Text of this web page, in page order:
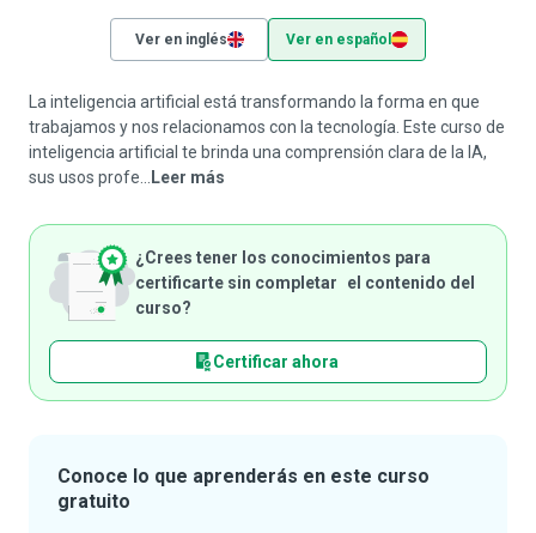
Ver en inglés Ver en español
La inteligencia artificial está transformando la forma en que
trabajamos y nos relacionamos con la tecnología. Este curso de
inteligencia artificial te brinda una comprensión clara de la IA,
sus usos profe...
Leer más
¿Crees tener los conocimientos para
certificarte sin completar el contenido del
curso?
Certificar ahora
Conoce lo que aprenderás en este curso
gratuito